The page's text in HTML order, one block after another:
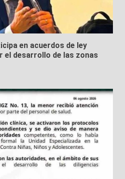
en acuerdos de ley
el desarrollo de las zonas